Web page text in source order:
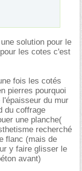
solution pour le
les cotes c'est
fois les cotés
pierres pourquoi
du mur
du coffrage
une planche(
recherché
flanc (mais de
y faire glisser le
avant)